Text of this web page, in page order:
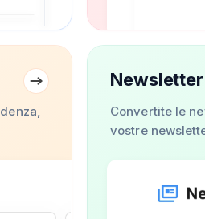
Newsletter
Convertite le
vostre